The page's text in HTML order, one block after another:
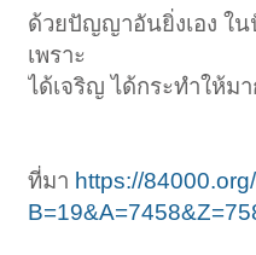
ด้วยปัญญาอันยิ่งเอง ใน
เพราะ
ได้เจริญ ได้กระทำให้ม
ที่มา https://